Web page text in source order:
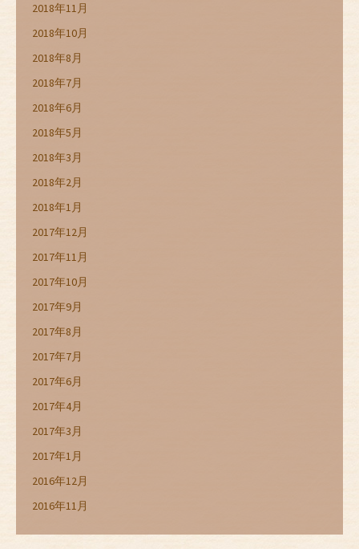
2018年11月
2018年10月
2018年8月
2018年7月
2018年6月
2018年5月
2018年3月
2018年2月
2018年1月
2017年12月
2017年11月
2017年10月
2017年9月
2017年8月
2017年7月
2017年6月
2017年4月
2017年3月
2017年1月
2016年12月
2016年11月